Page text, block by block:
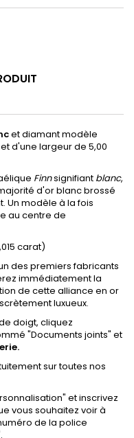
et diamant modèle
d'une largeur de 5,00
Finnsignifiant blanc,
d'or blanc brossé
Un modèle à la fois
au centre de
carat)
des premiers fabricants
immédiatement la
de cette alliance en or
luxueux.
doigt, cliquez
"Documents joints" et
sur toutes nos
et inscrivez
vous souhaitez voir à
de la police